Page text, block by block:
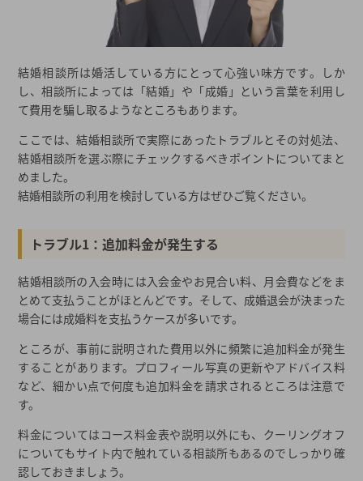
結婚相談所は婚活している方にとって心強い味方です。しか
し、相談所によっては「結婚」や「成婚」という言葉を利用し
て費用を騙し取るようなところもあります。
ここでは、結婚相談所で実際にあったトラブルとその対処法、
結婚相談所を選ぶ際にチェックするべきポイントについてまと
めました。
結婚相談所の利用を検討している方はぜひご覧ください。
トラブル1：追加料金が発生する
結婚相談所の入会時には入会金やお見合い料、月会費などをま
とめて支払うことがほとんどです。そして、成婚退会が決まった
場合には成婚料を支払うケースが多いです。
ところが、事前に説明された費用以外に頻繁に追加料金が発生
することがあります。プロフィール写真の更新やアドバイス料
など、細かい点で何度も追加料金を請求されるところは注意で
す。
料金についてはコース料金表や説明以外にも、クーリングオフ
についてもサイト内で触れている相談所もあるのでしっかり確
認しておきましょう。